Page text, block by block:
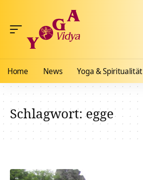
Home News Yoga & Spiritualität
Schlagwort:egge